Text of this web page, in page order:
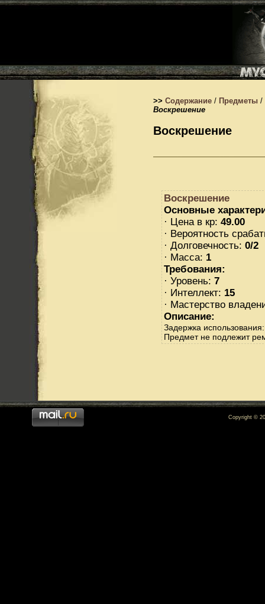
>> Содержание / Предметы /
Воскрешение
Воскрешение
Воскрешение
Основные
· Цена в кр: 49.00
· Вероятность
· Долговечность: 0/2
· Масса: 1
Требования:
· Уровень: 7
· Интеллект: 15
· Мастерство
Описание:
Задержка
Предмет не подлежит
Copyright ©